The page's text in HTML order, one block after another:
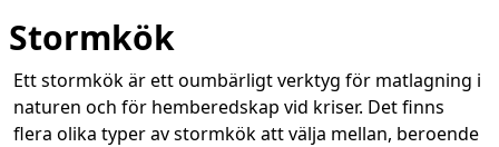
Stormkök
Ett stormkök är ett oumbärligt verktyg för matlagning i
naturen och för hemberedskap vid kriser. Det finns
flera olika typer av stormkök att välja mellan, beroende